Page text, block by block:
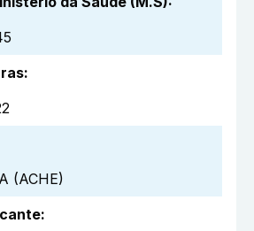
:
(ACHE)
: